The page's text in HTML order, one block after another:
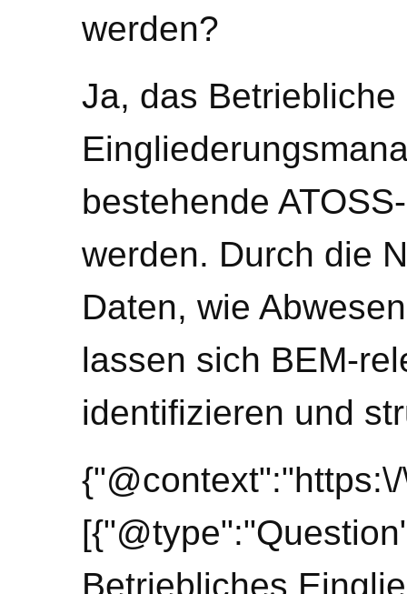
werden?
Ja, das Betriebliche
bestehende
werden. Durch die
Daten, wie
lassen sich BEM-
identifizieren und
Betriebliches